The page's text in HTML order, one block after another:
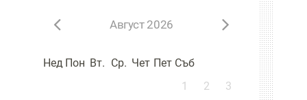
Август 2026
Нед Пон Вт. Ср. Чет Пет Съб
1
2
3